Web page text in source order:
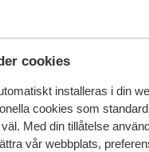
cookies
installeras i din
cookies som
Med din tillåtelse
vår webbplats,